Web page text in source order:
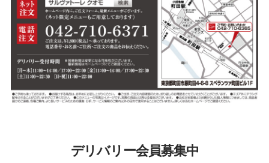
デリバリー会員募集中